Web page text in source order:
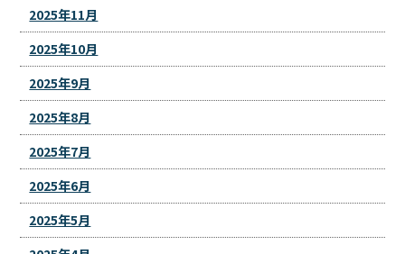
2025年11月
2025年10月
2025年9月
2025年8月
2025年7月
2025年6月
2025年5月